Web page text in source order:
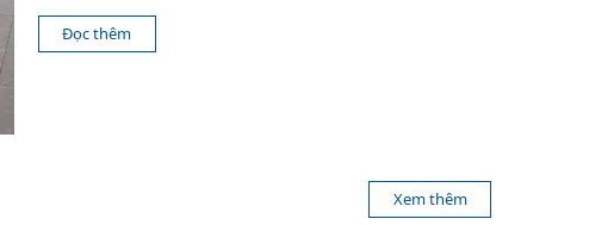
Đọc thêm
Xem thêm